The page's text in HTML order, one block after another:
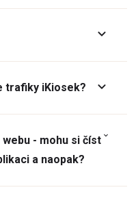
trafiky iKiosek?
- mohu si číst
a naopak?